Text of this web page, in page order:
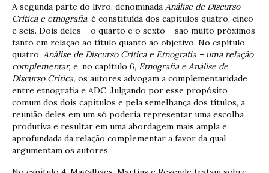
A segunda parte do livro, denominada Análise de Discurso
Crítica e etnografia, é constituída dos capítulos quatro, cinco
e seis. Dois deles – o quarto e o sexto – são muito próximos
tanto em relação ao título quanto ao objetivo. No capítulo
quatro, Análise de Discurso Crítica e Etnografia – uma relação
complementar, e, no capítulo 6, Etnografia e Análise de
Discurso Crítica, os autores advogam a complementaridade
entre etnografia e ADC. Julgando por esse propósito
comum dos dois capítulos e pela semelhança dos títulos, a
reunião deles em um só poderia representar uma escolha
produtiva e resultar em uma abordagem mais ampla e
aprofundada da relação complementar a favor da qual
argumentam os autores.